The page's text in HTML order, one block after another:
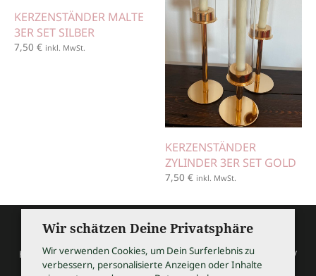
KERZENSTÄNDER MALTE
3ER SET SILBER
7,50 € inkl. MwSt.
KERZENSTÄNDER
ZYLINDER 3ER SET GOLD
7,50 € inkl. MwSt.
HOCHZEITSSHOPPING / Thomas Bauer / Meßmerstraße 32 /
97508 Grettstadt
Wir schätzen Deine Privatsphäre
Wir verwenden Cookies, um Dein Surferlebnis zu
verbessern, personalisierte Anzeigen oder Inhalte